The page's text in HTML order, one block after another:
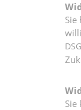
Sie